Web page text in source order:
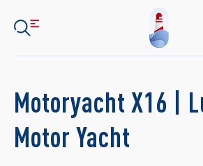
Motoryacht X16 |
Motor Yacht